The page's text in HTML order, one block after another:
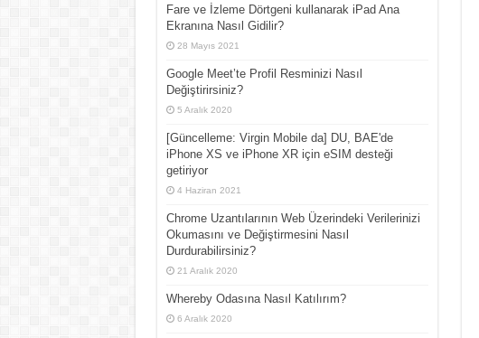
Fare ve İzleme Dörtgeni kullanarak iPad Ana
Ekranına Nasıl Gidilir?
28 Mayıs 2021
Google Meet’te Profil Resminizi Nasıl
Değiştirirsiniz?
5 Aralık 2020
[Güncelleme: Virgin Mobile da] DU, BAE'de
iPhone XS ve iPhone XR için eSIM desteği
getiriyor
4 Haziran 2021
Chrome Uzantılarının Web Üzerindeki Verilerinizi
Okumasını ve Değiştirmesini Nasıl
Durdurabilirsiniz?
21 Aralık 2020
Whereby Odasına Nasıl Katılırım?
6 Aralık 2020